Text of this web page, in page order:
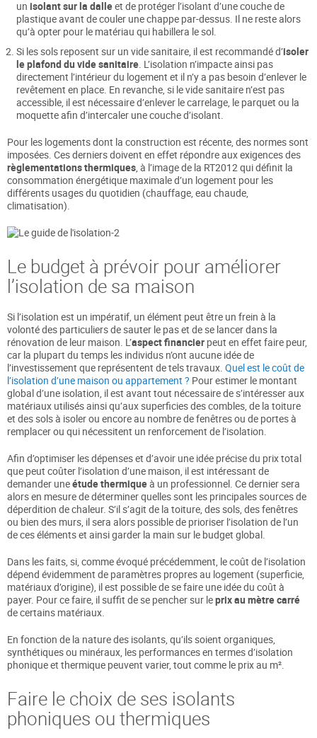
un isolant sur la dalleet de protéger l’isolant d’une couche de
plastique avant de couler une chappe par-dessus. Il ne reste alors
qu’à opter pour le matériau qui habillera le sol.
Si les sols reposent sur un vide sanitaire, il est recommandé d’isoler
le plafond du vide sanitaire . L’isolation n’impacte ainsi pas
directement l’intérieur du logement et il n’y a pas besoin d’enlever le
revêtement en place. En revanche, si le vide sanitaire n’est pas
accessible, il est nécessaire d’enlever le carrelage, le parquet ou la
moquette afin d’intercaler une couche d’isolant.
Pour les logements dont la construction est récente, des normes sont
imposées. Ces derniers doivent en effet répondre aux exigences des
règlementations thermiques , à l’image de la RT2012 qui définit la
consommation énergétique maximale d’un logement pour les
différents usages du quotidien (chauffage, eau chaude,
climatisation).
Le budget à prévoir pour améliorer
l’isolation de sa maison
Si l’isolation est un impératif, un élément peut être un frein à la
volonté des particuliers de sauter le pas et de se lancer dans la
rénovation de leur maison. L’aspect financier peut en effet faire peur,
car la plupart du temps les individus n’ont aucune idée de
l’investissement que représentent de tels travaux. Quel est le coût de
l’isolation d’une maison ou appartement ? Pour estimer le montant
global d’une isolation, il est avant tout nécessaire de s’intéresser aux
matériaux utilisés ainsi qu’aux superficies des combles, de la toiture
et des sols à isoler ou encore au nombre de fenêtres ou de portes à
remplacer ou qui nécessitent un renforcement de l’isolation.
Afin d’optimiser les dépenses et d’avoir une idée précise du prix total
que peut coûter l’isolation d’une maison, il est intéressant de
demander uneétude thermiqueà un professionnel. Ce dernier sera
alors en mesure de déterminer quelles sont les principales sources de
déperdition de chaleur. S’il s’agit de la toiture, des sols, des fenêtres
ou bien des murs, il sera alors possible de prioriser l’isolation de l’un
de ces éléments et ainsi garder la main sur le budget global.
Dans les faits, si, comme évoqué précédemment, le coût de l’isolation
dépend évidemment de paramètres propres au logement (superficie,
matériaux d’origine), il est possible de se faire une idée du coût à
payer. Pour ce faire, il suffit de se pencher sur leprix au mètre carré
de certains matériaux.
En fonction de la nature des isolants, qu’ils soient organiques,
synthétiques ou minéraux, les performances en termes d’isolation
phonique et thermique peuvent varier, tout comme le prix au m².
Faire le choix de ses isolants
phoniques ou thermiques